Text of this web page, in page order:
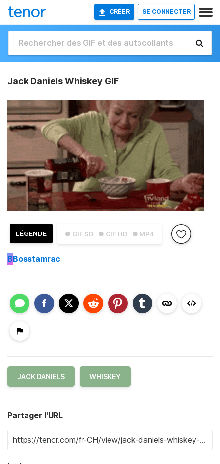
CRÉER SE CONNECTER
Jack Daniels Whiskey GIF
● GIF SD ● GIF HD ● MP4
LÉGENDE
BBosstamrac
JACK DANIELS WHISKEY
Partager l'URL